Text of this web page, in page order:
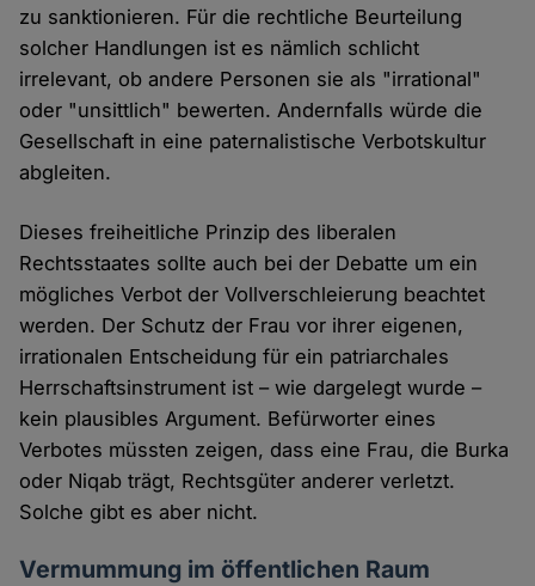
zu sanktionieren. Für die rechtliche Beurteilung
solcher Handlungen ist es nämlich schlicht
irrelevant, ob andere Personen sie als "irrational"
oder "unsittlich" bewerten. Andernfalls würde die
Gesellschaft in eine paternalistische Verbotskultur
abgleiten.
Dieses freiheitliche Prinzip des liberalen
Rechtsstaates sollte auch bei der Debatte um ein
mögliches Verbot der Vollverschleierung beachtet
werden. Der Schutz der Frau vor ihrer eigenen,
irrationalen Entscheidung für ein patriarchales
Herrschaftsinstrument ist – wie dargelegt wurde –
kein plausibles Argument. Befürworter eines
Verbotes müssten zeigen, dass eine Frau, die Burka
oder Niqab trägt, Rechtsgüter anderer verletzt.
Solche gibt es aber nicht.
Vermummung im öffentlichen Raum